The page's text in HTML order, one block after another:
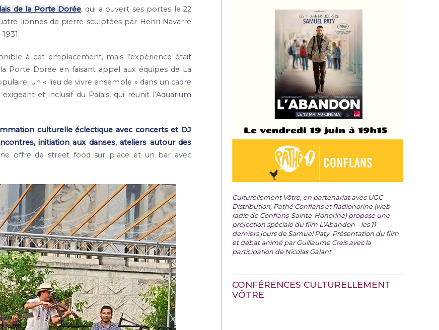
de la Porte Dorée, qui a ouvert ses portes le 22
lionnes de pierre sculptées par Henri Navarre
à cet emplacement, mais l’expérience était
Porte Dorée en faisant appel aux équipes de La
un « lieu de vivre ensemble » dans un cadre
et inclusif du Palais, qui réunit l’Aquarium
culturelle éclectique avec concerts et DJ
initiation aux danses, ateliers autour des
offre de street food sur place et un bar avec
Culturellement Vôtre, en partenariat avec UGC
Distribution, Pathé Conflans et Radionorine (web
radio de Conflans-Sainte-Honorine) propose une
projection spéciale du film L’Abandon – les 11
derniers jours de Samuel Paty. Présentation du film
et débat animé par Guillaume Creis avec la
participation de Nicolas Galant.
CONFÉRENCES CULTURELLEMENT
VÔTRE